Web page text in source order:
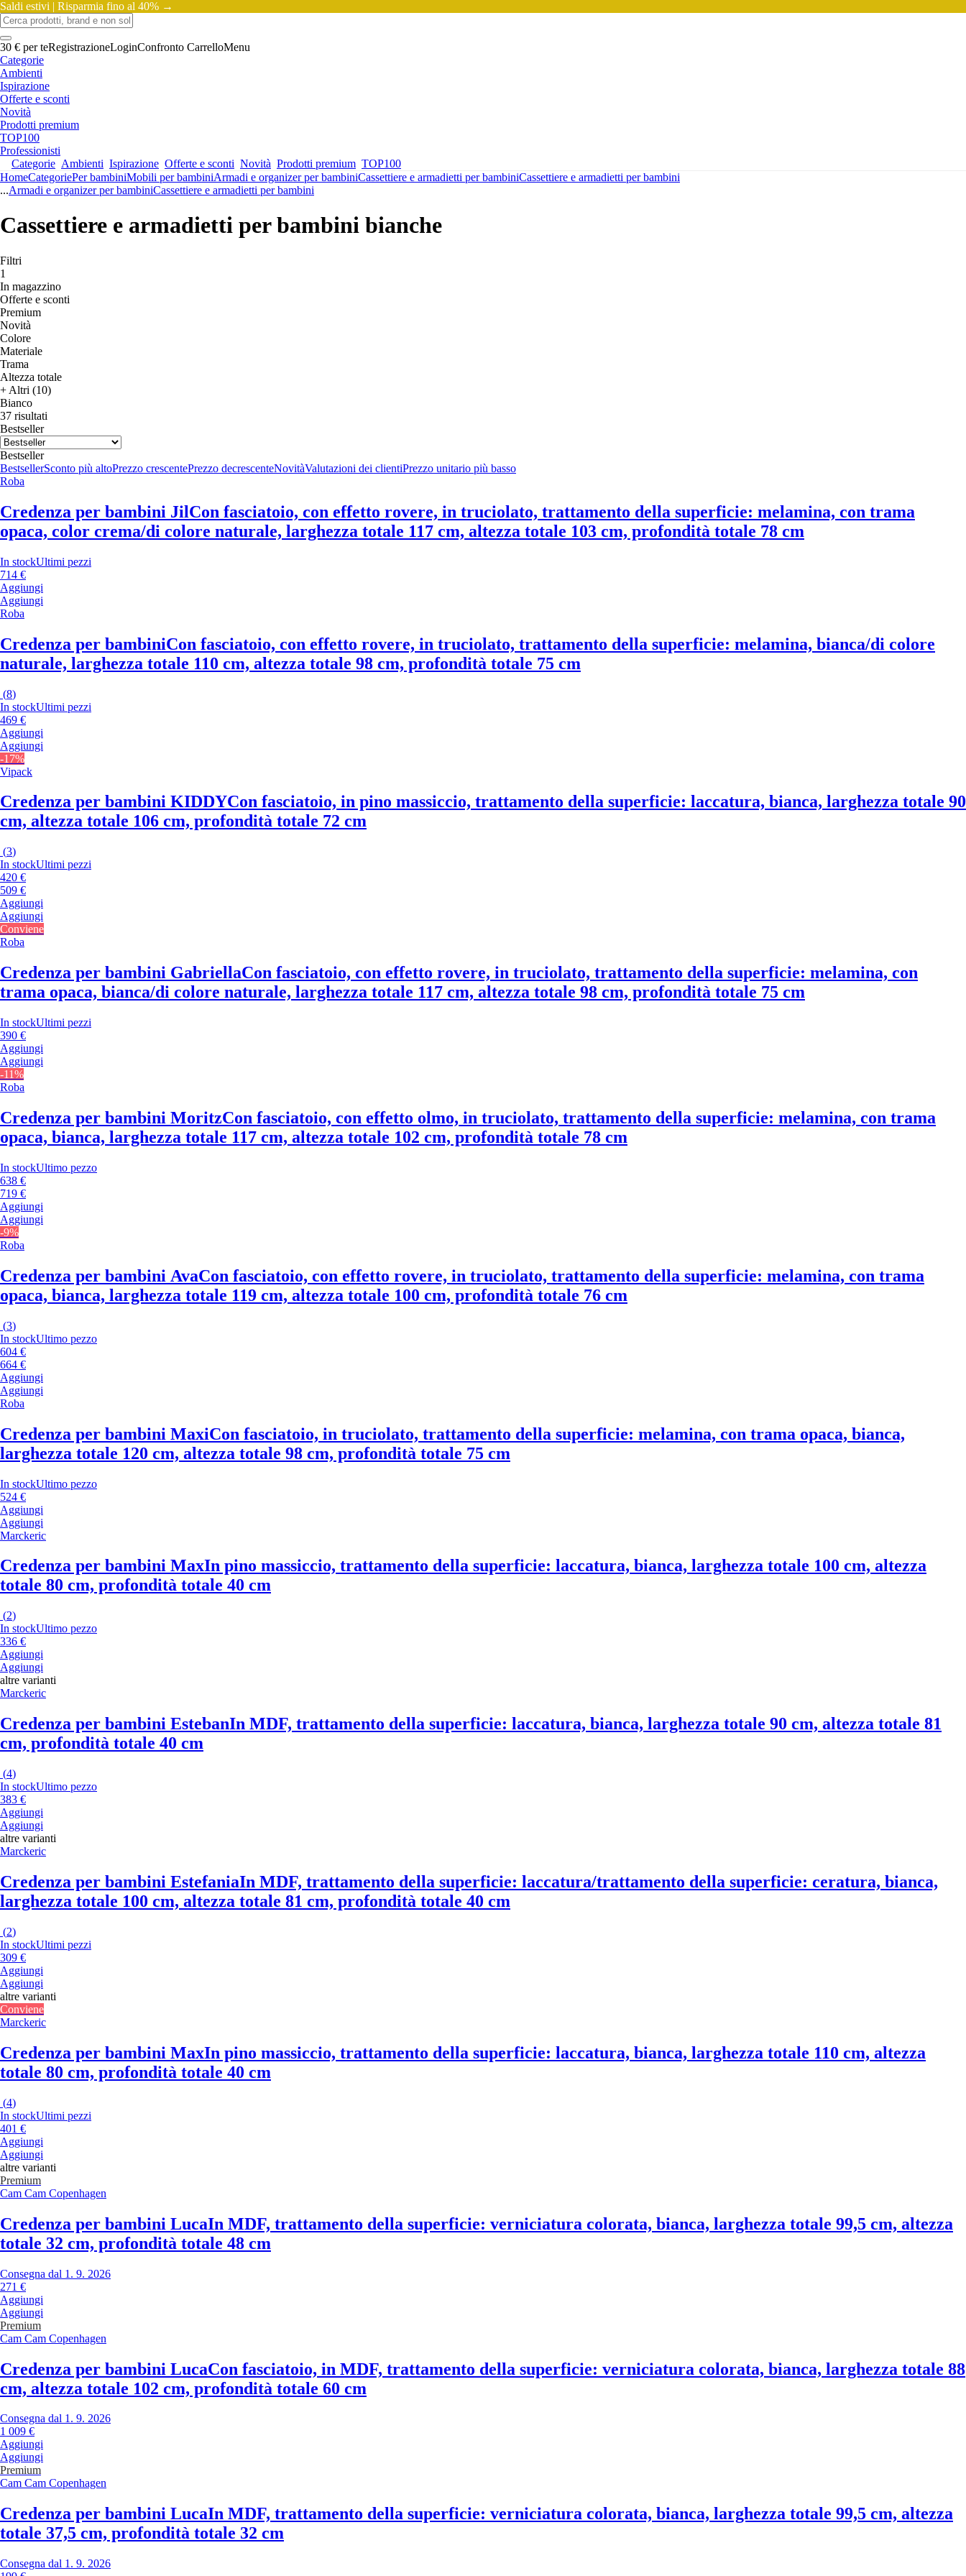
Saldi estivi | Risparmia fino al 40% →
30 € per teRegistrazioneLoginConfronto CarrelloMenu
Categorie
Ambienti
Ispirazione
Offerte e sconti
Novità
Prodotti premium
TOP100
Professionisti
Categorie Ambienti Ispirazione Offerte e sconti Novità Prodotti premium TOP100
HomeCategoriePer bambiniMobili per bambiniArmadi e organizer per bambiniCassettiere e armadietti per bambiniCassettiere e armadietti per bambini
...Armadi e organizer per bambiniCassettiere e armadietti per bambini
Cassettiere e armadietti per bambini bianche
Filtri
1
In magazzino
Offerte e sconti
Premium
Novità
Colore
Materiale
Trama
Altezza totale
+ Altri (10)
Bianco
37 risultati
Bestseller
Bestseller
BestsellerSconto più altoPrezzo crescentePrezzo decrescenteNovitàValutazioni dei clientiPrezzo unitario più basso
Roba
Credenza per bambini JilCon fasciatoio, con effetto rovere, in truciolato, trattamento della superficie: melamina, con trama
opaca, color crema/di colore naturale, larghezza totale 117 cm, altezza totale 103 cm, profondità totale 78 cm
In stockUltimi pezzi
714 €
Aggiungi
Aggiungi
Roba
Credenza per bambiniCon fasciatoio, con effetto rovere, in truciolato, trattamento della superficie: melamina, bianca/di colore
naturale, larghezza totale 110 cm, altezza totale 98 cm, profondità totale 75 cm
(8)
In stockUltimi pezzi
469 €
Aggiungi
Aggiungi
-17%
Vipack
Credenza per bambini KIDDYCon fasciatoio, in pino massiccio, trattamento della superficie: laccatura, bianca, larghezza totale 90
cm, altezza totale 106 cm, profondità totale 72 cm
(3)
In stockUltimi pezzi
420 €
509 €
Aggiungi
Aggiungi
Conviene
Roba
Credenza per bambini GabriellaCon fasciatoio, con effetto rovere, in truciolato, trattamento della superficie: melamina, con
trama opaca, bianca/di colore naturale, larghezza totale 117 cm, altezza totale 98 cm, profondità totale 75 cm
In stockUltimi pezzi
390 €
Aggiungi
Aggiungi
-11%
Roba
Credenza per bambini MoritzCon fasciatoio, con effetto olmo, in truciolato, trattamento della superficie: melamina, con trama
opaca, bianca, larghezza totale 117 cm, altezza totale 102 cm, profondità totale 78 cm
In stockUltimo pezzo
638 €
719 €
Aggiungi
Aggiungi
-9%
Roba
Credenza per bambini AvaCon fasciatoio, con effetto rovere, in truciolato, trattamento della superficie: melamina, con trama
opaca, bianca, larghezza totale 119 cm, altezza totale 100 cm, profondità totale 76 cm
(3)
In stockUltimo pezzo
604 €
664 €
Aggiungi
Aggiungi
Roba
Credenza per bambini MaxiCon fasciatoio, in truciolato, trattamento della superficie: melamina, con trama opaca, bianca,
larghezza totale 120 cm, altezza totale 98 cm, profondità totale 75 cm
In stockUltimo pezzo
524 €
Aggiungi
Aggiungi
Marckeric
Credenza per bambini MaxIn pino massiccio, trattamento della superficie: laccatura, bianca, larghezza totale 100 cm, altezza
totale 80 cm, profondità totale 40 cm
(2)
In stockUltimo pezzo
336 €
Aggiungi
Aggiungi
altre varianti
Marckeric
Credenza per bambini EstebanIn MDF, trattamento della superficie: laccatura, bianca, larghezza totale 90 cm, altezza totale 81
cm, profondità totale 40 cm
(4)
In stockUltimo pezzo
383 €
Aggiungi
Aggiungi
altre varianti
Marckeric
Credenza per bambini EstefaniaIn MDF, trattamento della superficie: laccatura/trattamento della superficie: ceratura, bianca,
larghezza totale 100 cm, altezza totale 81 cm, profondità totale 40 cm
(2)
In stockUltimi pezzi
309 €
Aggiungi
Aggiungi
altre varianti
Conviene
Marckeric
Credenza per bambini MaxIn pino massiccio, trattamento della superficie: laccatura, bianca, larghezza totale 110 cm, altezza
totale 80 cm, profondità totale 40 cm
(4)
In stockUltimi pezzi
401 €
Aggiungi
Aggiungi
altre varianti
Premium
Cam Cam Copenhagen
Credenza per bambini LucaIn MDF, trattamento della superficie: verniciatura colorata, bianca, larghezza totale 99,5 cm, altezza
totale 32 cm, profondità totale 48 cm
Consegna dal 1. 9. 2026
271 €
Aggiungi
Aggiungi
Premium
Cam Cam Copenhagen
Credenza per bambini LucaCon fasciatoio, in MDF, trattamento della superficie: verniciatura colorata, bianca, larghezza totale 88
cm, altezza totale 102 cm, profondità totale 60 cm
Consegna dal 1. 9. 2026
1 009 €
Aggiungi
Aggiungi
Premium
Cam Cam Copenhagen
Credenza per bambini LucaIn MDF, trattamento della superficie: verniciatura colorata, bianca, larghezza totale 99,5 cm, altezza
totale 37,5 cm, profondità totale 32 cm
Consegna dal 1. 9. 2026